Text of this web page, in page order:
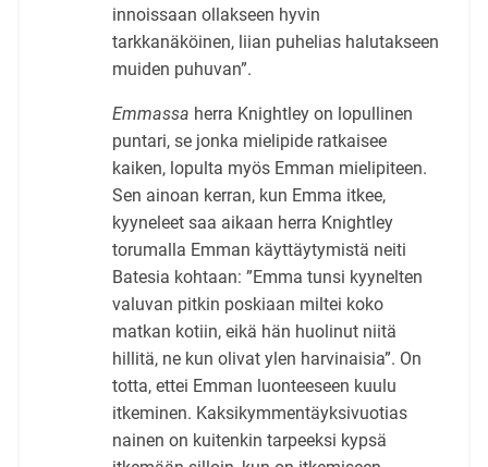
innoissaan ollakseen hyvin
tarkkanäköinen, liian puhelias halutakseen
muiden puhuvan”.
Emmassa herra Knightley on lopullinen
puntari, se jonka mielipide ratkaisee
kaiken, lopulta myös Emman mielipiteen.
Sen ainoan kerran, kun Emma itkee,
kyyneleet saa aikaan herra Knightley
torumalla Emman käyttäytymistä neiti
Batesia kohtaan: ”Emma tunsi kyynelten
valuvan pitkin poskiaan miltei koko
matkan kotiin, eikä hän huolinut niitä
hillitä, ne kun olivat ylen harvinaisia”. On
totta, ettei Emman luonteeseen kuulu
itkeminen. Kaksikymmentäyksivuotias
nainen on kuitenkin tarpeeksi kypsä